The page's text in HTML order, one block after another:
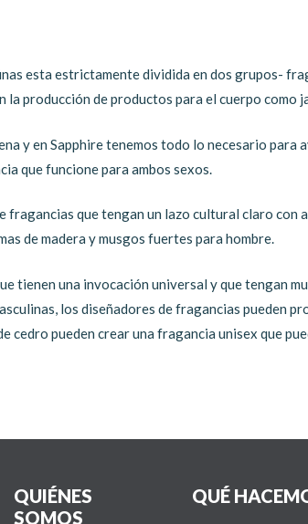
esta estrictamente dividida en dos grupos-
producción de productos para el cuerpo como
y en Sapphire tenemos todo lo necesario para
que funcione para ambos sexos.
que tengan un lazo cultural claro con
de madera y musgos fuertes para hombre.
tienen una invocación universal y que tengan
los diseñadores de fragancias pueden
cedro pueden crear una fragancia unisex que
QUIÉNES
SOMOS
QUÉ